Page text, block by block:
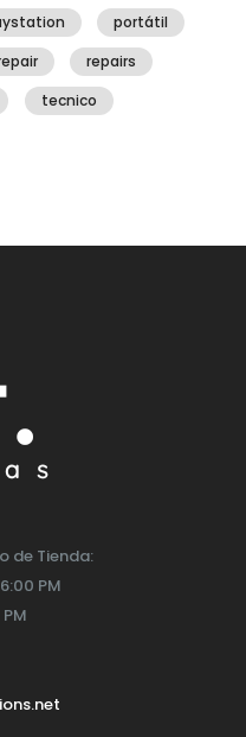
portátil
repairs
tecnico
de Tienda:
PM